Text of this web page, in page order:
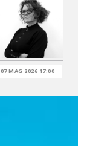
07 MAG 2026 17:00